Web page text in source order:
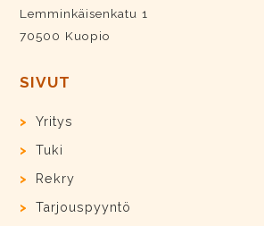
Lemminkäisenkatu 1
70500 Kuopio
SIVUT
Yritys
Tuki
Rekry
Tarjouspyyntö